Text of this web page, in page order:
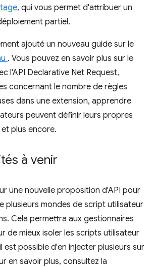
, qui vous permet d'attribuer un
partiel.
ajouté un nouveau guide sur le
. Vous pouvez en savoir plus sur le
l'API Declarative Net Request,
concernant le nombre de règles
dans une extension, apprendre
peuvent définir leurs propres
plus encore.
à venir
une nouvelle proposition d'API pour
plusieurs mondes de script utilisateur
Cela permettra aux gestionnaires
de mieux isoler les scripts utilisateur
est possible d'en injecter plusieurs sur
en savoir plus, consultez la